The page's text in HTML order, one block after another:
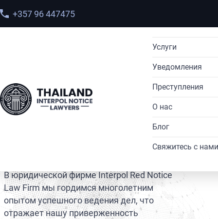
+357 96 447475
Услуги
Экстрадиция
Удаление
Запрос на
Список
Адвокат по
Уведомления
Красное
Серебрянное
Желтое
Зеленое
Черное
Фиолетовое
Преступления
Отмывание
Наркоторговля
О нас
Кейсы
Команда
Блог
Свяжитесь с нами
Главная>Кейсы
В юридической фирме Interpol Red Notice
Law Firm мы гордимся многолетним
опытом успешного ведения дел, что
отражает нашу приверженность